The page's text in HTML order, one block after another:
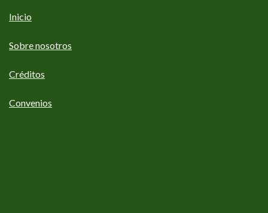
Inicio
Sobre nosotros
Créditos
Convenios